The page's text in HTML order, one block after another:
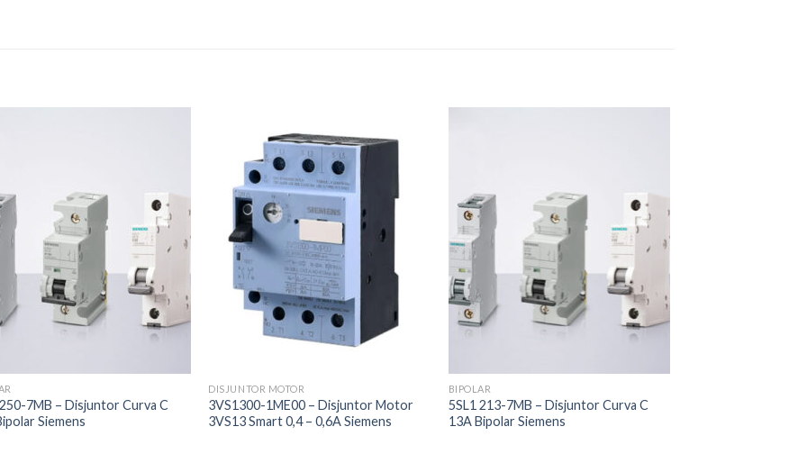
7MB – Disjuntor Curva C
Siemens
DISJUNTOR MOTOR
3VS1300-1ME00 – Disjuntor Motor
3VS13 Smart 0,4 – 0,6A Siemens
BIPOLAR
5SL1 213-7MB – Disjuntor Curva C
13A Bipolar Siemens